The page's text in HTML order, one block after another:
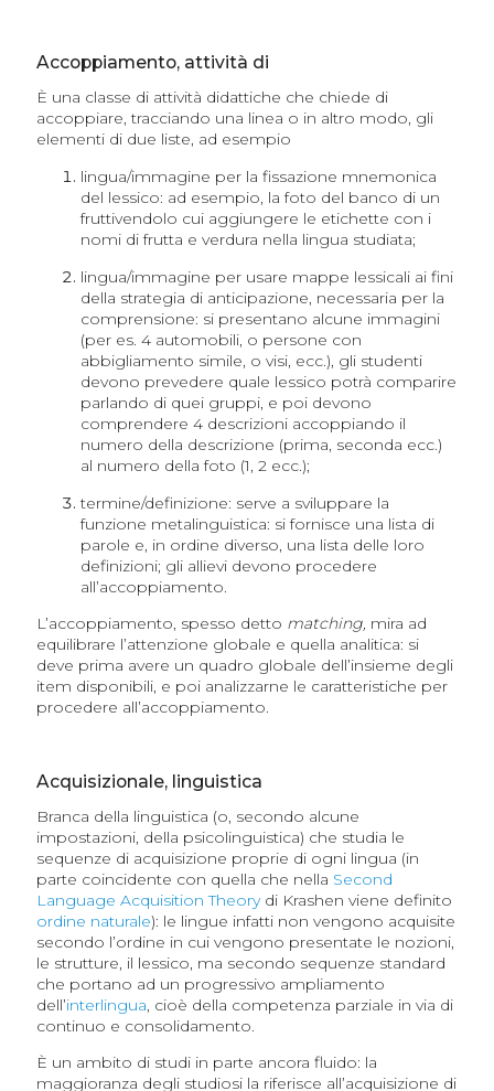
Accoppiamento, attività di
È una classe di attività didattiche che chiede di
accoppiare, tracciando una linea o in altro modo, gli
elementi di due liste, ad esempio
lingua/immagine per la fissazione mnemonica
del lessico: ad esempio, la foto del banco di un
fruttivendolo cui aggiungere le etichette con i
nomi di frutta e verdura nella lingua studiata;
lingua/immagine per usare mappe lessicali ai fini
della strategia di anticipazione, necessaria per la
comprensione: si presentano alcune immagini
(per es. 4 automobili, o persone con
abbigliamento simile, o visi, ecc.), gli studenti
devono prevedere quale lessico potrà comparire
parlando di quei gruppi, e poi devono
comprendere 4 descrizioni accoppiando il
numero della descrizione (prima, seconda ecc.)
al numero della foto (1, 2 ecc.);
termine/definizione: serve a sviluppare la
funzione metalinguistica: si fornisce una lista di
parole e, in ordine diverso, una lista delle loro
definizioni; gli allievi devono procedere
all’accoppiamento.
L’accoppiamento, spesso detto matching, mira ad
equilibrare l’attenzione globale e quella analitica: si
deve prima avere un quadro globale dell’insieme degli
item disponibili, e poi analizzarne le caratteristiche per
procedere all’accoppiamento.
Acquisizionale, linguistica
Branca della linguistica (o, secondo alcune
impostazioni, della psicolinguistica) che studia le
sequenze di acquisizione proprie di ogni lingua (in
parte coincidente con quella che nella Second
Language Acquisition Theorydi Krashen viene definito
ordine naturale): le lingue infatti non vengono acquisite
secondo l’ordine in cui vengono presentate le nozioni,
le strutture, il lessico, ma secondo sequenze standard
che portano ad un progressivo ampliamento
dell’interlingua, cioè della competenza parziale in via di
continuo e consolidamento.
È un ambito di studi in parte ancora fluido: la
maggioranza degli studiosi la riferisce all’acquisizione di